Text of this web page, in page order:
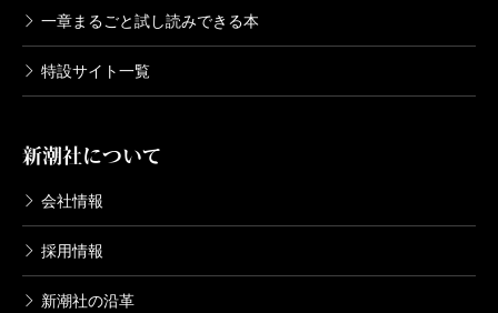
一章まるごと試し読みできる本
特設サイト一覧
新潮社について
会社情報
採用情報
新潮社の沿革